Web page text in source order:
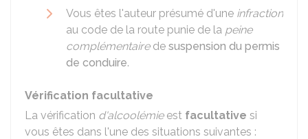
Vous êtes l'auteur présumé d'une infraction
au code de la route punie de la peine
complémentairede suspension du permis
de conduire.
Vérification facultative
La vérification d'alcoolémieest facultative si
vous êtes dans l'une des situations suivantes :